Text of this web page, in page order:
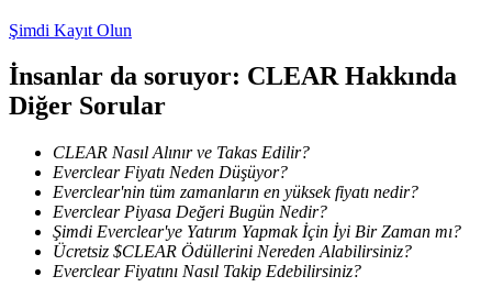
Bilgi
Ticaret bilgileri vb. dahil olmak üzere büyük veri analizi.
Şimdi Kayıt Olun
İnsanlar da soruyor: CLEAR Hakkında
Diğer Sorular
CLEAR Nasıl Alınır ve Takas Edilir?
Everclear Fiyatı Neden Düşüyor?
Everclear'nin tüm zamanların en yüksek fiyatı nedir?
Everclear Piyasa Değeri Bugün Nedir?
Şimdi Everclear'ye Yatırım Yapmak İçin İyi Bir Zaman mı?
Ücretsiz $CLEAR Ödüllerini Nereden Alabilirsiniz?
Everclear Fiyatını Nasıl Takip Edebilirsiniz?